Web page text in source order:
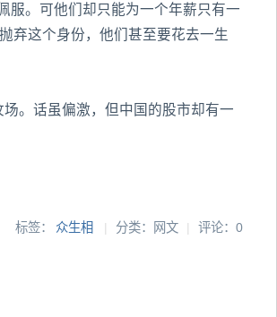
服。可他们却只能为一个年薪只有一
弃这个身份，他们甚至要花去一生
。话虽偏激，但中国的股市却有一
标签： 众生相 | 分类：网文| 评论：0